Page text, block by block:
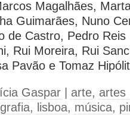
Magalhães,
Guimarães, Nuno
de Castro, Pedro
Rui Moreira, Rui
Pavão e Tomaz
Gaspar arte, artes
, lisboa, música,